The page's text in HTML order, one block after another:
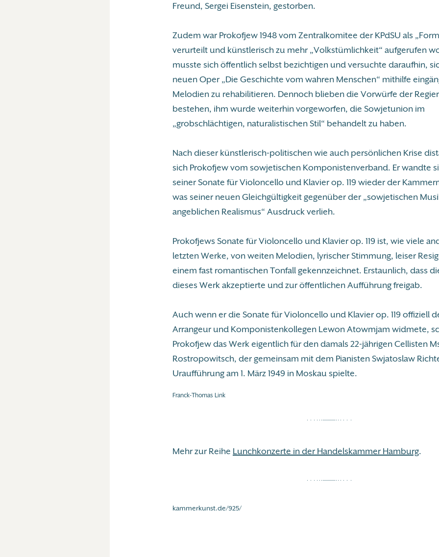
Freund, Sergei Eisenstein, gestorben.
Zudem war Prokofjew 1948 vom Zentralkomitee der KPdSU als
verurteilt und künstlerisch zu mehr „Volkstümlichkeit“ aufgerufen
musste sich öffentlich selbst bezichtigen und versuchte daraufhin,
neuen Oper „Die Geschichte vom wahren Menschen“ mithilfe
Melodien zu rehabilitieren. Dennoch blieben die Vorwürfe der
bestehen, ihm wurde weiterhin vorgeworfen, die Sowjetunion im
„grobschlächtigen, naturalistischen Stil“ behandelt zu haben.
Nach dieser künstlerisch-politischen wie auch persönlichen Krise
sich Prokofjew vom sowjetischen Komponistenverband. Er wandte
seiner Sonate für Violoncello und Klavier op. 119 wieder der
was seiner neuen Gleichgültigkeit gegenüber der „sowjetischen
angeblichen Realismus“ Ausdruck verlieh.
Prokofjews Sonate für Violoncello und Klavier op. 119 ist, wie viele
letzten Werke, von weiten Melodien, lyrischer Stimmung, leiser
einem fast romantischen Tonfall gekennzeichnet. Erstaunlich, dass
dieses Werk akzeptierte und zur öffentlichen Aufführung freigab.
Auch wenn er die Sonate für Violoncello und Klavier op. 119 offiziell
Arrangeur und Komponistenkollegen Lewon Atowmjam widmete,
Prokofjew das Werk eigentlich für den damals 22-jährigen Cellisten
Rostropowitsch, der gemeinsam mit dem Pianisten Swjatoslaw
Uraufführung am 1. März 1949 in Moskau spielte.
Franck-Thomas Link
Mehr zur Reihe Lunchkonzerte in der Handelskammer Hamburg.
kammerkunst.de/925/